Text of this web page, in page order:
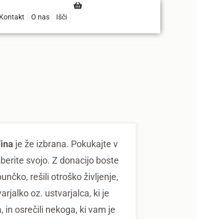
Kontakt O nas Išči
je že izbrana. Pokukajte v
svojo. Z donacijo boste
rešili otroško življenje,
oz. ustvarjalca, ki je
in osrečili nekoga, ki vam je